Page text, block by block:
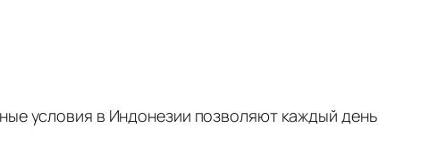
условия в Индонезии позволяют каждый день